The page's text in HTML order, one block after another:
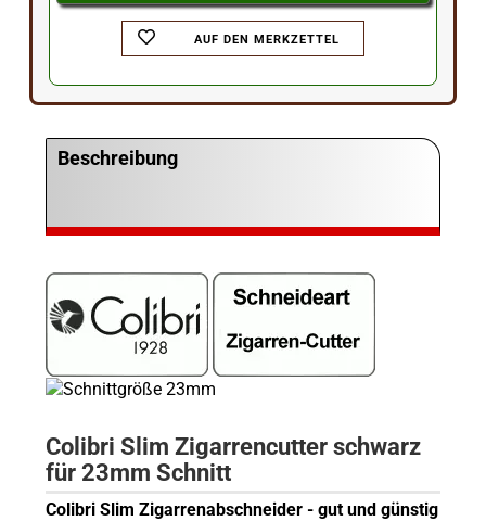
AUF DEN MERKZETTEL
Beschreibung
Colibri Slim Zigarrencutter schwarz
für 23mm Schnitt
Colibri Slim Zigarrenabschneider - gut und günstig